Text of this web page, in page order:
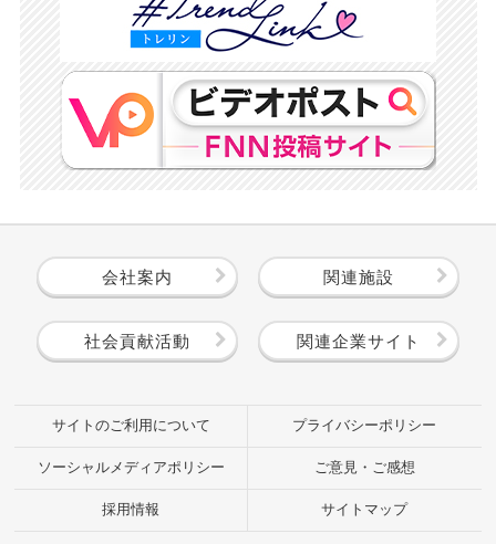
会社案内 関連施設
社会貢献活動 関連企業サイト
サイトのご利用について プライバシーポリシー
ソーシャルメディアポリシー ご意見・ご感想
採用情報 サイトマップ